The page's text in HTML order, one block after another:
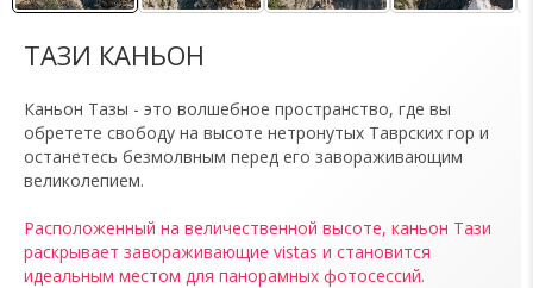
ТАЗИ КАНЬОН
Каньон Тазы - это волшебное пространство, где вы
обретете свободу на высоте нетронутых Таврских гор и
останетесь безмолвным перед его завораживающим
великолепием.
Расположенный на величественной высоте, каньон Тази
раскрывает завораживающие vistas и становится
идеальным местом для панорамных фотосессий.